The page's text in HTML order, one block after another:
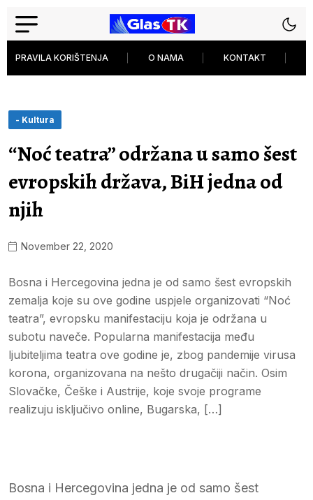
PRAVILA KORIŠTENJA O NAMA KONTAKT
- Kultura
“Noć teatra” održana u samo šest
evropskih država, BiH jedna od
njih
November 22, 2020
Bosna i Hercegovina jedna je od samo šest evropskih
zemalja koje su ove godine uspjele organizovati “Noć
teatra”, evropsku manifestaciju koja je održana u
subotu naveče. Popularna manifestacija među
ljubiteljima teatra ove godine je, zbog pandemije virusa
korona, organizovana na nešto drugačiji način. Osim
Slovačke, Češke i Austrije, koje svoje programe
realizuju isključivo online, Bugarska, […]
Bosna i Hercegovina jedna je od samo šest